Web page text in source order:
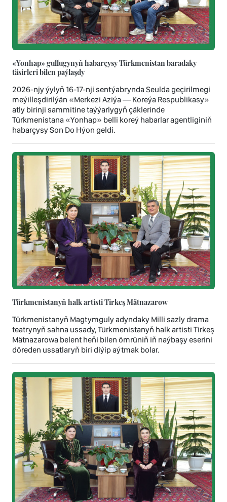
«Yonhap» gullugynyň habarçysy Türkmenistan baradaky
täsirleri bilen paýlaşdy
2026-njy ýylyň 16-17-nji sentýabrynda Seulda geçirilmegi
meýilleşdirilýän «Merkezi Aziýa — Koreýa Respublikasy»
atly birinji sammitine taýýarlygyň çäklerinde
Türkmenistana «Yonhap» belli koreý habarlar agentliginiň
habarçysy Son Dо Hýon geldi.
Türkmenistanyň halk artisti Tirkeş Mätnazarow
Türkmenistanyň Magtymguly adyndaky Milli sazly drama
teatrynyň sahna ussady, Türkmenistanyň halk artisti Tirkeş
Mätnazarowa belent heňi bilen ömrüniň iň naýbaşy eserini
döreden ussatlaryň biri diýip aýtmak bolar.